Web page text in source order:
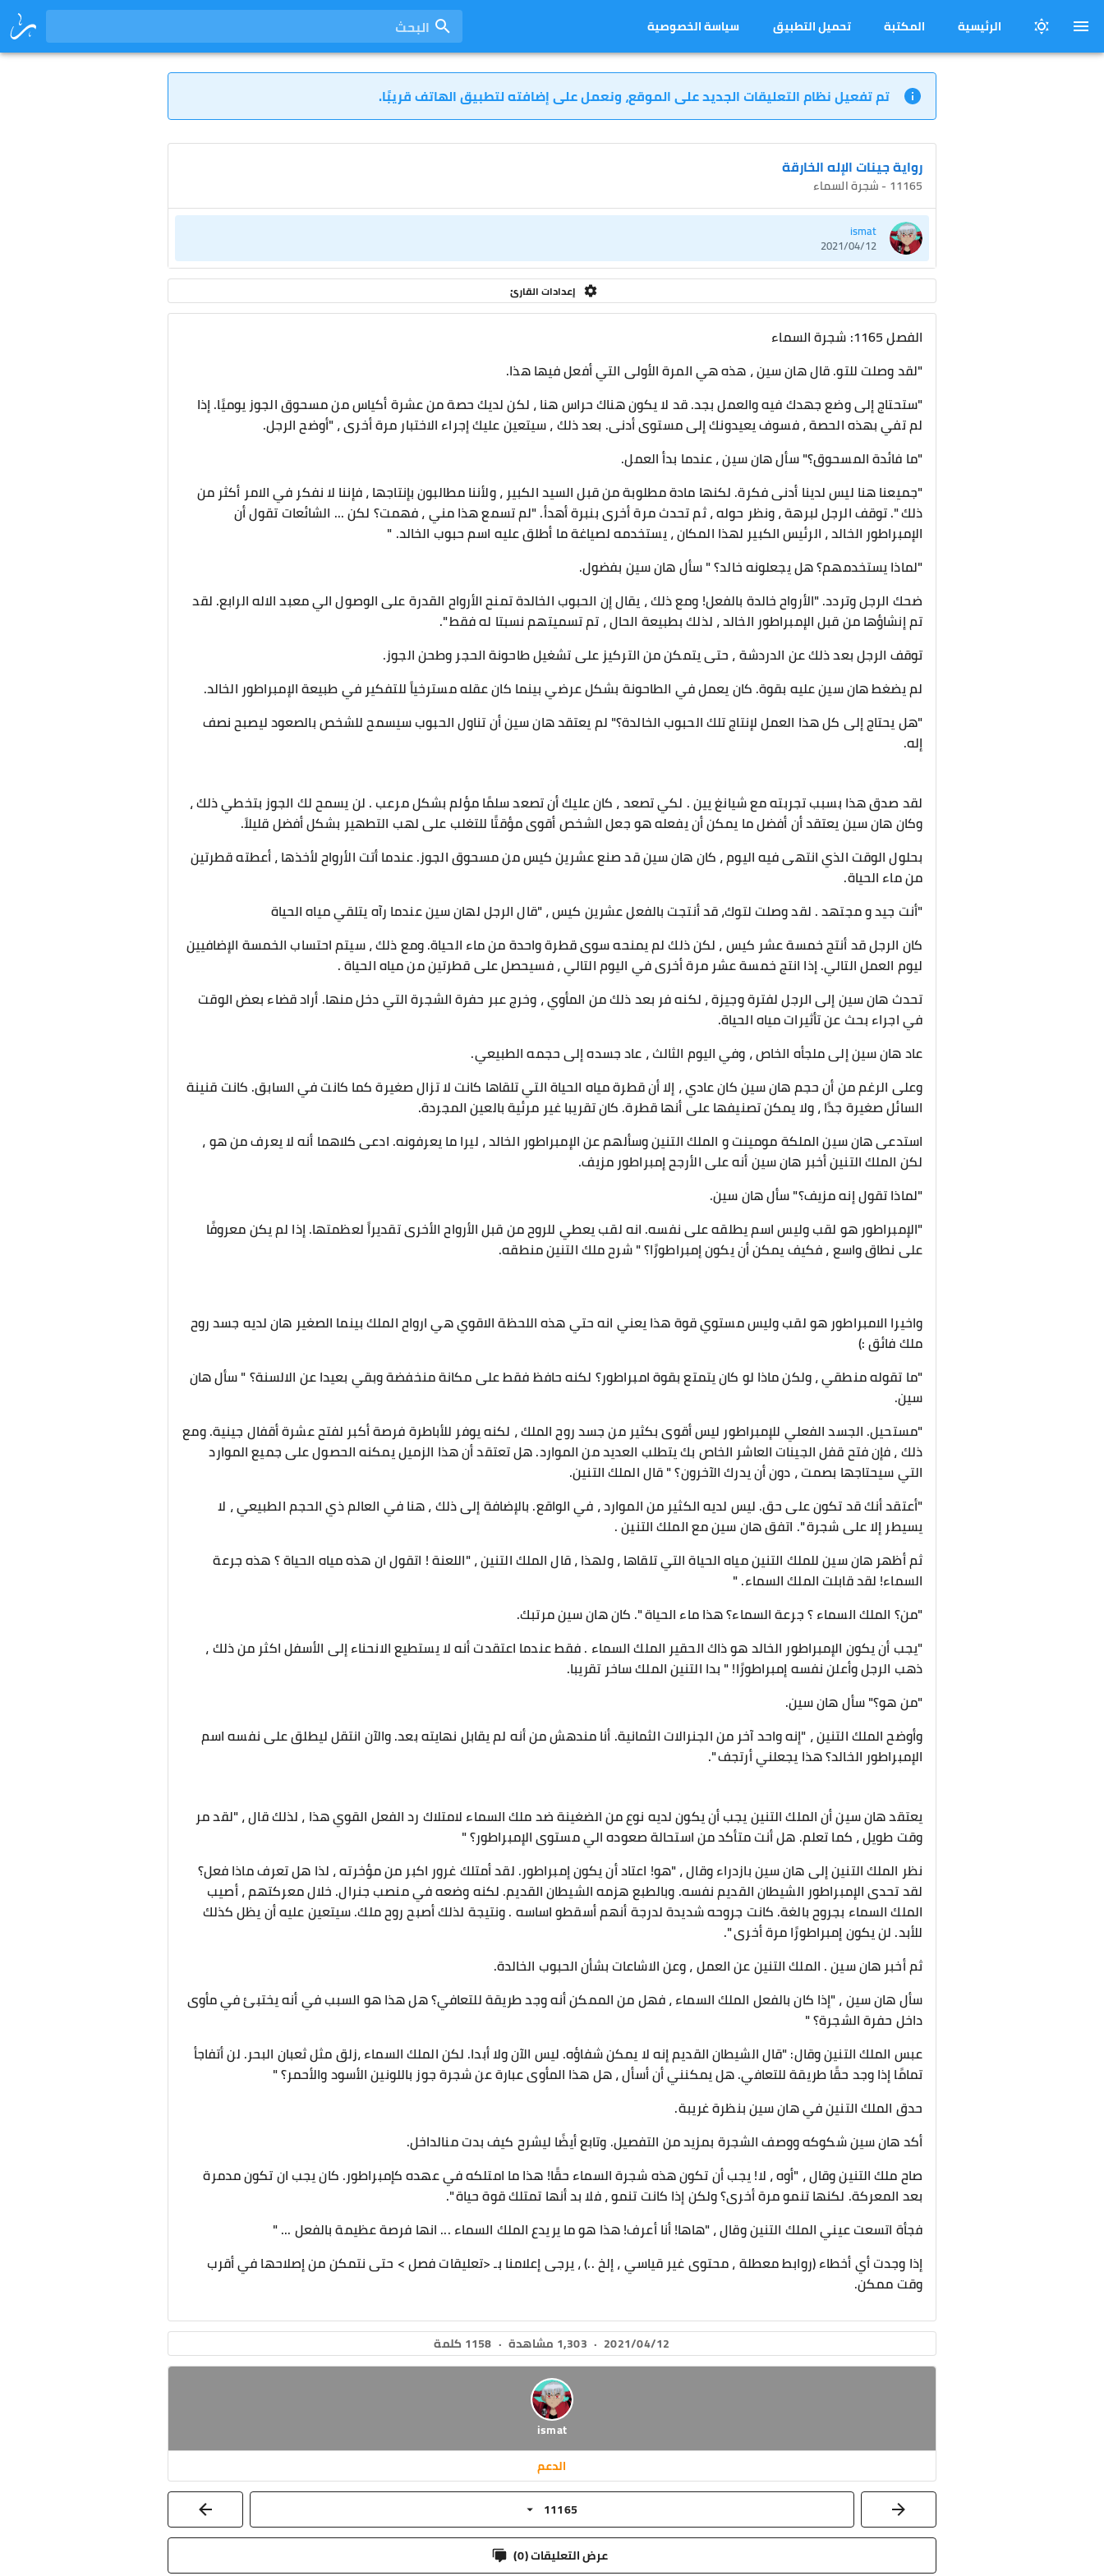
الرئيسية المكتبة تحميل التطبيق سياسة الخصوصية البحث
تم تفعيل نظام التعليقات الجديد على الموقع، ونعمل على إضافته لتطبيق الهاتف قريبًا.
رواية جينات الإله الخارقة
11165 - شجرة السماء
ismat
2021/04/12
إعدادات القارئ
الفصل 1165: شجرة السماء
"لقد وصلت للتو. قال هان سين ، هذه هي المرة الأولى التي أفعل فيها هذا.
"ستحتاج إلى وضع جهدك فيه والعمل بجد. قد لا يكون هناك حراس هنا ، لكن لديك حصة من عشرة أكياس من مسحوق الجوز يوميًا. إذا
لم تفي بهذه الحصة ، فسوف يعيدونك إلى مستوى أدنى. بعد ذلك ، سيتعين عليك إجراء الاختبار مرة أخرى ، "أوضح الرجل.
"ما فائدة المسحوق؟" سأل هان سين ، عندما بدأ العمل.
"جميعنا هنا ليس لدينا أدنى فكرة. لكنها مادة مطلوبة من قبل السيد الكبير ، ولأننا مطالبون بإنتاجها ، فإننا لا نفكر في الامر أكثر من
ذلك ". توقف الرجل لبرهة ، ونظر حوله ، ثم تحدث مرة أخرى بنبرة أهدأ. "لم تسمع هذا مني ، فهمت؟ لكن ... الشائعات تقول أن
الإمبراطور الخالد ، الرئيس الكبير لهذا المكان ، يستخدمه لصياغة ما أطلق عليه اسم حبوب الخالد. "
"لماذا يستخدمهم؟ هل يجعلونه خالد؟ " سأل هان سين بفضول.
ضحك الرجل وتردد. "الأرواح خالدة بالفعل! ومع ذلك ، يقال إن الحبوب الخالدة تمنح الأرواح القدرة على الوصول الي معبد الاله الرابع. لقد
تم إنشاؤها من قبل الإمبراطور الخالد ، لذلك بطبيعة الحال ، تم تسميتهم نسبتا له فقط ".
توقف الرجل بعد ذلك عن الدردشة ، حتى يتمكن من التركيز على تشغيل طاحونة الحجر وطحن الجوز.
لم يضغط هان سين عليه بقوة. كان يعمل في الطاحونة بشكل عرضي بينما كان عقله مسترخياً للتفكير في طبيعة الإمبراطور الخالد.
"هل يحتاج إلى كل هذا العمل لإنتاج تلك الحبوب الخالدة؟" لم يعتقد هان سين أن تناول الحبوب سيسمح للشخص بالصعود ليصبح نصف
إله.
لقد صدق هذا بسبب تجربته مع شيانغ يين . لكي تصعد ، كان عليك أن تصعد سلمًا مؤلم بشكل مرعب . لن يسمح لك الجوز بتخطي ذلك ،
وكان هان سين يعتقد أن أفضل ما يمكن أن يفعله هو جعل الشخص أقوى مؤقتًا للتغلب على لهب التطهير بشكل أفضل قليلاً.
بحلول الوقت الذي انتهى فيه اليوم ، كان هان سين قد صنع عشرين كيس من مسحوق الجوز. عندما أتت الأرواح لأخذها ، أعطته قطرتين
من ماء الحياة.
"أنت جيد و مجتهد . لقد وصلت لتوك، قد أنتجت بالفعل عشرين كيس ، "قال الرجل لهان سين عندما رآه يتلقي مياه الحياة
كان الرجل قد أنتج خمسة عشر كيس ، لكن ذلك لم يمنحه سوى قطرة واحدة من ماء الحياة. ومع ذلك ، سيتم احتساب الخمسة الإضافيين
ليوم العمل التالي. إذا انتج خمسة عشر مرة أخرى في اليوم التالي ، فسيحصل على قطرتين من مياه الحياة .
تحدث هان سين إلى الرجل لفترة وجيزة ، لكنه فر بعد ذلك من المأوي ، وخرج عبر حفرة الشجرة التي دخل منها. أراد قضاء بعض الوقت
في اجراء بحث عن تأثيرات مياه الحياة.
عاد هان سين إلى ملجأه الخاص ، وفي اليوم الثالث ، عاد جسده إلى حجمه الطبيعي.
وعلى الرغم من أن حجم هان سين كان عادي ، إلا أن قطرة مياه الحياة التي تلقاها كانت لا تزال صغيرة كما كانت في السابق. كانت قنينة
السائل صغيرة جدًا ، ولا يمكن تصنيفها على أنها قطرة. كان تقريبا غير مرئية بالعين المجردة.
استدعى هان سين الملكة مومينت و الملك التنين وسألهم عن الإمبراطور الخالد ، ليرا ما يعرفونه. ادعى كلاهما أنه لا يعرف من هو ،
لكن الملك التنين أخبر هان سين أنه على الأرجح إمبراطور مزيف.
"لماذا تقول إنه مزيف؟" سأل هان سين.
"الإمبراطور هو لقب وليس اسم يطلقه على نفسه. انه لقب يعطي للروح من قبل الأرواح الأخرى تقديراً لعظمتها. إذا لم يكن معروفًا
على نطاق واسع ، فكيف يمكن أن يكون إمبراطورًا؟ " شرح ملك التنين منطقه.
واخيرا الامبراطور هو لقب وليس مستوي قوة هذا يعني انه حتي هذه اللحظة الاقوي هي ارواح الملك بينما الصغير هان لديه جسد روح
ملك فائق :)
"ما تقوله منطقي ، ولكن ماذا لو كان يتمتع بقوة امبراطور؟ لكنه حافظ فقط على مكانة منخفضة وبقي بعيدا عن الالسنة؟ " سأل هان
سين.
"مستحيل. الجسد الفعلي للإمبراطور ليس أقوى بكثير من جسد روح الملك ، لكنه يوفر للأباطرة فرصة أكبر لفتح عشرة أقفال جينية. ومع
ذلك ، فإن فتح قفل الجينات العاشر الخاص بك يتطلب العديد من الموارد. هل تعتقد أن هذا الزميل يمكنه الحصول على جميع الموارد
التي سيحتاجها بصمت ، دون أن يدرك الآخرون؟ " قال الملك التنين.
"أعتقد أنك قد تكون على حق. ليس لديه الكثير من الموارد ، في الواقع. بالإضافة إلى ذلك ، هنا في العالم ذي الحجم الطبيعي ، لا
يسيطر إلا على شجرة ". اتفق هان سين مع الملك التنين .
ثم أظهر هان سين للملك التنين مياه الحياة التي تلقاها ، ولهذا ، قال الملك التنين ، "اللعنة ! اتقول ان هذه مياه الحياة ؟ هذه جرعة
السماء! لقد قابلت الملك السماء. "
"من؟ الملك السماء ؟ جرعة السماء؟ هذا ماء الحياة ". كان هان سين مرتبك.
"يجب أن يكون الإمبراطور الخالد هو ذاك الحقير الملك السماء . فقط عندما اعتقدت أنه لا يستطيع الانحناء إلى الأسفل اكثر من ذلك ،
ذهب الرجل وأعلن نفسه إمبراطورًا! " بدا التنين الملك ساخر تقريبا.
"من هو؟" سأل هان سين.
وأوضح الملك التنين ، "إنه واحد آخر من الجنرالات الثمانية. أنا مندهش من أنه لم يقابل نهايته بعد. والآن انتقل ليطلق على نفسه اسم
الإمبراطور الخالد؟ هذا يجعلني أرتجف ".
يعتقد هان سين أن الملك التنين يجب أن يكون لديه نوع من الضغينة ضد ملك السماء لامتلاك رد الفعل القوي هذا ، لذلك قال ، "لقد مر
وقت طويل ، كما تعلم. هل أنت متأكد من استحالة صعوده الي مستوى الإمبراطور؟ "
نظر الملك التنين إلى هان سين بازدراء وقال ، "هو! اعتاد أن يكون إمبراطور. لقد أمتلك غرور اكبر من مؤخرته ، لذا هل تعرف ماذا فعل؟
لقد تحدى الإمبراطور الشيطان القديم نفسه. وبالطبع هزمه الشيطان القديم. لكنه وضعه في منصب جنرال. خلال معركتهم ، أصيب
الملك السماء بجروح بالغة. كانت جروحه شديدة لدرجة أنهم أسقطو اساسه . ونتيجة لذلك أصبح روح ملك. سيتعين عليه أن يظل كذلك
للأبد. لن يكون إمبراطورًا مرة أخرى ".
ثم أخبر هان سين . الملك التنين عن العمل ، وعن الاشاعات بشأن الحبوب الخالدة.
سأل هان سين ، "إذا كان بالفعل الملك السماء ، فهل من الممكن أنه وجد طريقة للتعافي؟ هل هذا هو السبب في أنه يختبئ في مأوى
داخل حفرة الشجرة؟ "
عبس الملك التنين وقال: "قال الشيطان القديم إنه لا يمكن شفاؤه. ليس الآن ولا أبدا. لكن الملك السماء ،زلق مثل ثعبان البحر. لن أتفاجأ
تمامًا إذا وجد حقًا طريقة للتعافي. هل يمكنني أن أسأل ، هل هذا المأوى عبارة عن شجرة جوز باللونين الأسود والأحمر؟ "
حدق الملك التنين في هان سين بنظرة غريبة.
أكد هان سين شكوكه ووصف الشجرة بمزيد من التفصيل. وتابع أيضًا ليشرح كيف بدت منالداخل.
صاح ملك التنين وقال ، "أوه ، لا! يجب أن تكون هذه شجرة السماء حقًا! هذا ما امتلكه في عهده كإمبراطور. كان يجب ان تكون مدمرة
بعد المعركة. لكنها تنمو مرة أخرى؟ ولكن إذا كانت تنمو ، فلا بد أنها تمتلك قوة حياة ".
فجأة اتسعت عيني الملك التنين وقال ، "هاها! أنا أعرف! هذا هو ما يريدع الملك السماء ... انها فرصة عظيمة بالفعل ... "
إذا وجدت أي أخطاء (روابط معطلة ، محتوى غير قياسي ، إلخ ..) ، يرجى إعلامنا بـ <تعليقات فصل > حتى نتمكن من إصلاحها في أقرب
وقت ممكن.
2021/04/12
· 1,303 مشاهدة · 1158 كلمة
ismat
الدعم
11165
عرض التعليقات ( 0
)